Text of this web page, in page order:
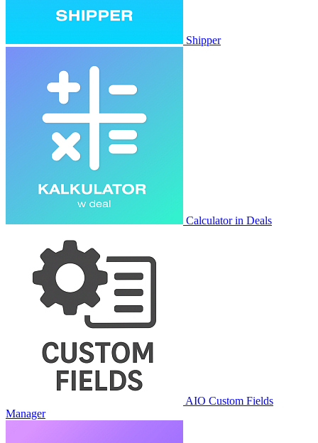
Shipper
Calculator in Deals
AIO Custom Fields
Manager